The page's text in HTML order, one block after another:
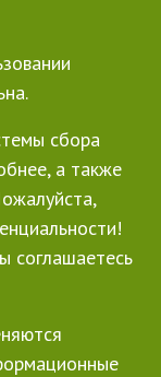
сбора
а также
соглашаетесь